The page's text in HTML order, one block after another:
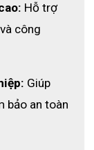
Hỗ trợ
công
Giúp
bảo an toàn